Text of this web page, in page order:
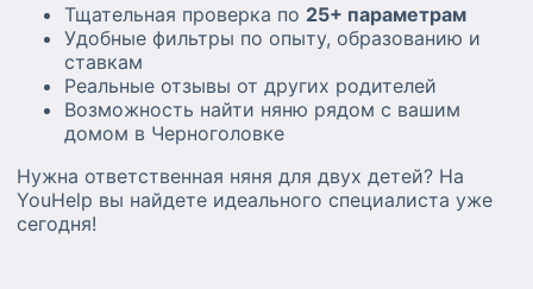
Тщательная проверка по 25+ параметрам
Удобные фильтры по опыту, образованию и
ставкам
Реальные отзывы от других родителей
Возможность найти няню рядом с вашим
домом в Черноголовке
Нужна ответственная няня для двух детей? На
YouHelp вы найдете идеального специалиста уже
сегодня!